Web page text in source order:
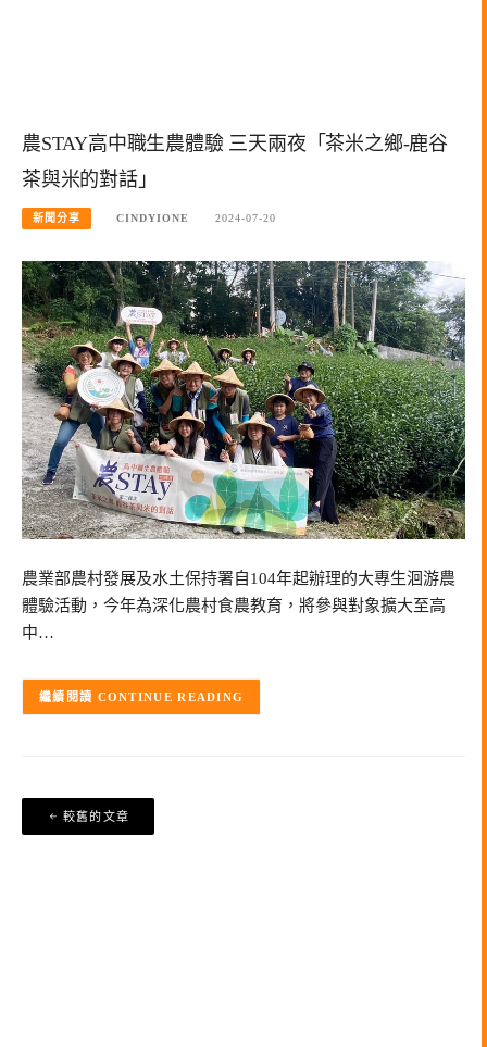
農STAY高中職生農體驗 三天兩夜「茶米之鄉-鹿谷
茶與米的對話」
新聞分享 CINDYIONE 2024-07-20
農業部農村發展及水土保持署自104年起辦理的大專生洄游農
體驗活動，今年為深化農村食農教育，將參與對象擴大至高
中…
CONTINUE READING
文
章
較舊的文章